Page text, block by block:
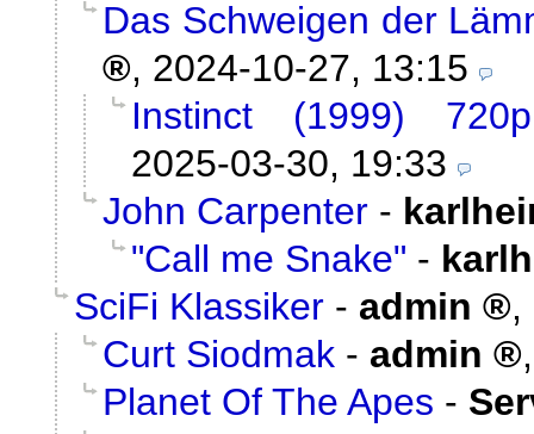
Das Schweigen der
, 2024-10-27, 13:15
Instinct (1999)
2025-03-30, 19:33
John Carpenter -
"Call me Snake" -
SciFi Klassiker - admin ,
Curt Siodmak - admin
Planet Of The Apes -